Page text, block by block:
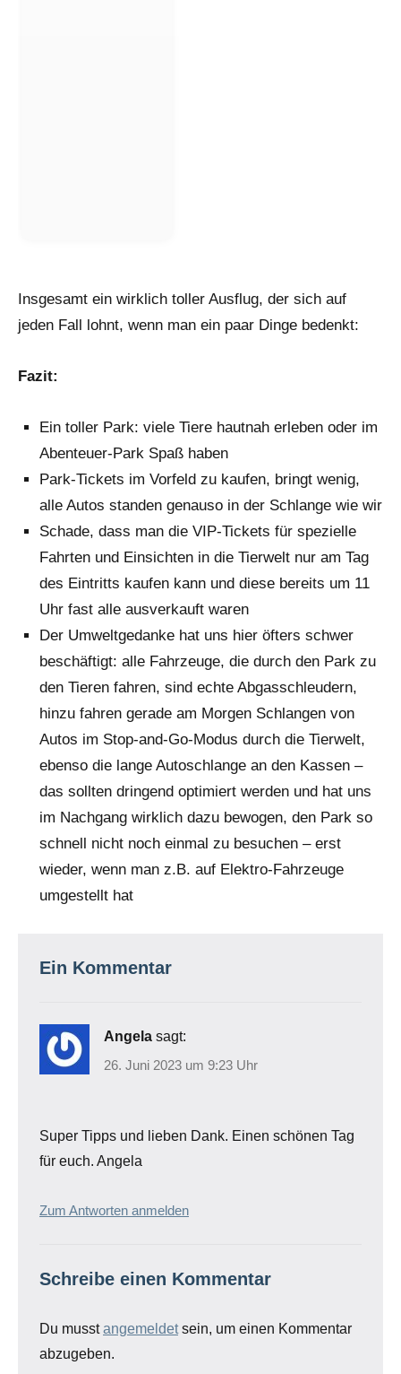
Insgesamt ein wirklich toller Ausflug, der sich auf
jeden Fall lohnt, wenn man ein paar Dinge bedenkt:
Fazit:
Ein toller Park: viele Tiere hautnah erleben oder im
Abenteuer-Park Spaß haben
Park-Tickets im Vorfeld zu kaufen, bringt wenig,
alle Autos standen genauso in der Schlange wie wir
Schade, dass man die VIP-Tickets für spezielle
Fahrten und Einsichten in die Tierwelt nur am Tag
des Eintritts kaufen kann und diese bereits um 11
Uhr fast alle ausverkauft waren
Der Umweltgedanke hat uns hier öfters schwer
beschäftigt: alle Fahrzeuge, die durch den Park zu
den Tieren fahren, sind echte Abgasschleudern,
hinzu fahren gerade am Morgen Schlangen von
Autos im Stop-and-Go-Modus durch die Tierwelt,
ebenso die lange Autoschlange an den Kassen –
das sollten dringend optimiert werden und hat uns
im Nachgang wirklich dazu bewogen, den Park so
schnell nicht noch einmal zu besuchen – erst
wieder, wenn man z.B. auf Elektro-Fahrzeuge
umgestellt hat
Ein Kommentar
Angela sagt:
26. Juni 2023 um 9:23 Uhr
Super Tipps und lieben Dank. Einen schönen Tag
für euch. Angela
Zum Antworten anmelden
Schreibe einen Kommentar
Du musstangemeldetsein, um einen Kommentar
abzugeben.